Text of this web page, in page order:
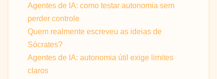
Agentes de IA: como testar autonomia sem
perder controle
Quem realmente escreveu as ideias de
Sócrates?
Agentes de IA: autonomia útil exige limites
claros